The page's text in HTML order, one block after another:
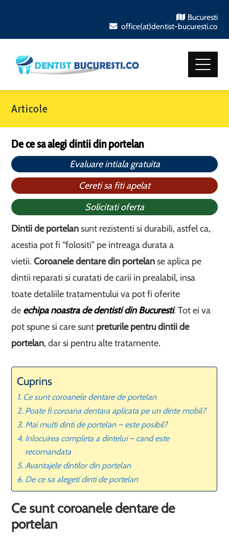
Bucuresti
office(at)dentist-bucuresti.co
Articole
De ce sa alegi dintii din portelan
Evaluare intiala gratuita
Cereti sa fiti apelat
Solicitati oferta
Dintii de portelansunt rezistenti si durabili, astfel ca,
acestia pot fi “folositi” pe intreaga durata a
vietii.Coroanele dentare din portelanse aplica pe
dintii reparati si curatati de carii in prealabil, insa
toate detaliile tratamentului va pot fi oferite
de echipa noastra de dentisti din Bucuresti. Tot ei va
pot spune si care sunt preturile pentrudintii de
portelan, dar si pentru alte tratamente.
Cuprins
Ce sunt coroanele dentare de portelan
Poate fi coroana dentara aplicata pe un dinte mobil?
Mai multi dinti de portelan – este posibil?
Inlocuirea completa a dintelui – cand este
recomandata
Avantajele dintilor din portelan
De ce sa alegeti dinti de portelan
Ce sunt coroanele dentare de
portelan